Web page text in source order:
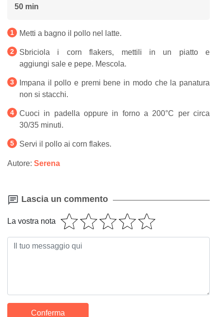
50 min
Metti a bagno il pollo nel latte.
Sbriciola i corn flakers, mettili in un piatto e
aggiungi sale e pepe. Mescola.
Impana il pollo e premi bene in modo che la panatura
non si stacchi.
Cuoci in padella oppure in forno a 200°C per circa
30/35 minuti.
Servi il pollo ai corn flakes.
Autore: Serena
Lascia un commento
La vostra nota